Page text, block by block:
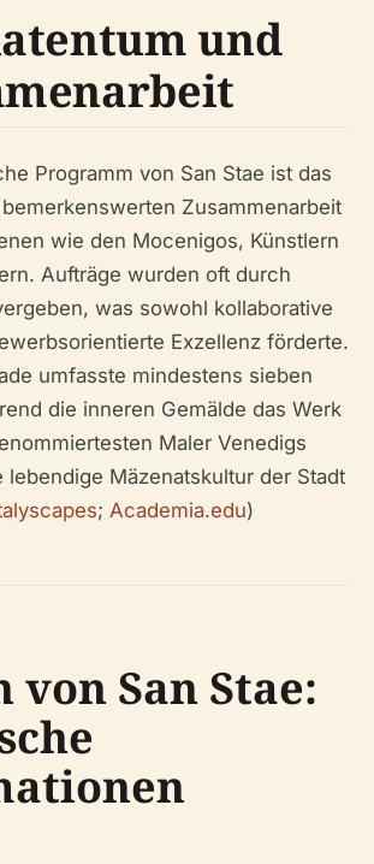
und
Programm von San Stae ist das
Zusammenarbeit
wie den Mocenigos, Künstlern
Aufträge wurden oft durch
was sowohl kollaborative
Exzellenz förderte.
umfasste mindestens sieben
die inneren Gemälde das Werk
Maler Venedigs
lebendige Mäzenatskultur der Stadt
; Academia.edu)
von San Stae: